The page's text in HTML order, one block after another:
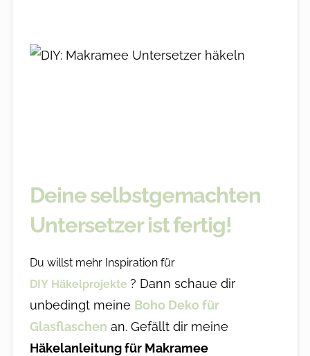
Deine selbstgemachten
Untersetzer ist fertig!
Du willst mehr Inspiration für
DIY Häkelprojekte ? Dann schaue dir
unbedingt meine Boho Deko für
Glasflaschen an. Gefällt dir meine
Häkelanleitung für Makramee